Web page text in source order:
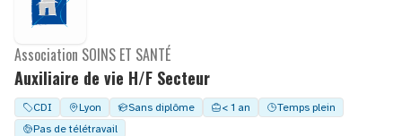
Auxiliaire de vie H/F Secteur
Association SOINS ET SANTÉ
CDI Lyon Sans diplôme < 1 an
Temps plein
Pas de télétravail